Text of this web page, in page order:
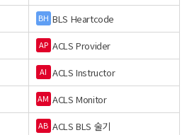
BH BLS Heartcode
AP ACLS Provider
AI ACLS Instructor
AM ACLS Monitor
AB ACLS BLS 술기